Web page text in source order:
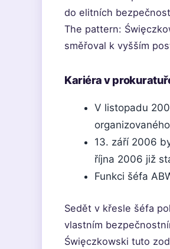
do elitních
The pattern:
směřoval k vyšším
Kariéra v
V listopadu
13. září 2006
října 2006 již
Funkci šéfa
Sedět v křesle šéfa
vlastním
Święczkowski tuto